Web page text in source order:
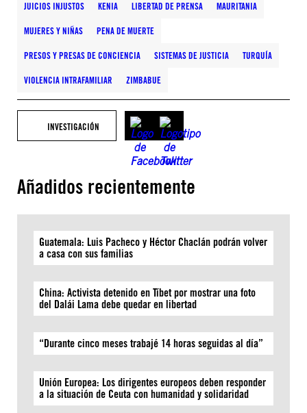
JUICIOS INJUSTOS KENIA LIBERTAD DE PRENSA MAURITANIA
MUJERES Y NIÑAS PENA DE MUERTE
PRESOS Y PRESAS DE CONCIENCIA SISTEMAS DE JUSTICIA TURQUÍA
VIOLENCIA INTRAFAMILIAR ZIMBABUE
INVESTIGACIÓN
Añadidos recientemente
Guatemala: Luis Pacheco y Héctor Chaclán podrán volver
a casa con sus familias
China: Activista detenido en Tíbet por mostrar una foto
del Dalái Lama debe quedar en libertad
“Durante cinco meses trabajé 14 horas seguidas al día”
Unión Europea: Los dirigentes europeos deben responder
a la situación de Ceuta con humanidad y solidaridad